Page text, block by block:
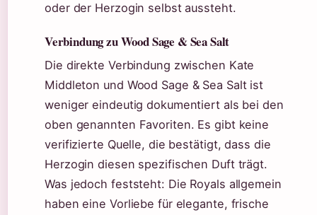
oder der Herzogin selbst aussteht.
Verbindung zu Wood Sage & Sea Salt
Die direkte Verbindung zwischen Kate
Middleton und Wood Sage & Sea Salt ist
weniger eindeutig dokumentiert als bei den
oben genannten Favoriten. Es gibt keine
verifizierte Quelle, die bestätigt, dass die
Herzogin diesen spezifischen Duft trägt.
Was jedoch feststeht: Die Royals allgemein
haben eine Vorliebe für elegante, frische